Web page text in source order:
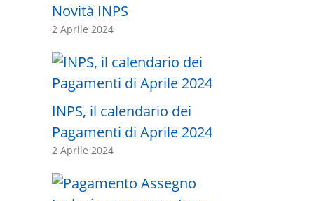
Novità INPS
2 Aprile 2024
INPS, il calendario dei
Pagamenti di Aprile 2024
2 Aprile 2024